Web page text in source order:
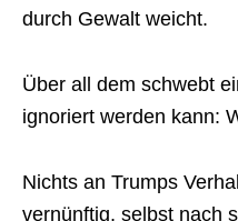
durch Gewalt weicht.
Über all dem schwebt
ignoriert werden kann:
Nichts an Trumps
vernünftig, selbst nach